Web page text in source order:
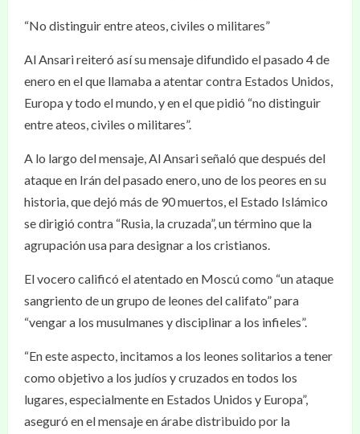
“No distinguir entre ateos, civiles o militares”
Al Ansari reiteró así su mensaje difundido el pasado 4 de
enero en el que llamaba a atentar contra Estados Unidos,
Europa y todo el mundo, y en el que pidió “no distinguir
entre ateos, civiles o militares”.
A lo largo del mensaje, Al Ansari señaló que después del
ataque en Irán del pasado enero, uno de los peores en su
historia, que dejó más de 90 muertos, el Estado Islámico
se dirigió contra “Rusia, la cruzada”, un término que la
agrupación usa para designar a los cristianos.
El vocero calificó el atentado en Moscú como “un ataque
sangriento de un grupo de leones del califato” para
“vengar a los musulmanes y disciplinar a los infieles”.
“En este aspecto, incitamos a los leones solitarios a tener
como objetivo a los judíos y cruzados en todos los
lugares, especialmente en Estados Unidos y Europa”,
aseguró en el mensaje en árabe distribuido por la